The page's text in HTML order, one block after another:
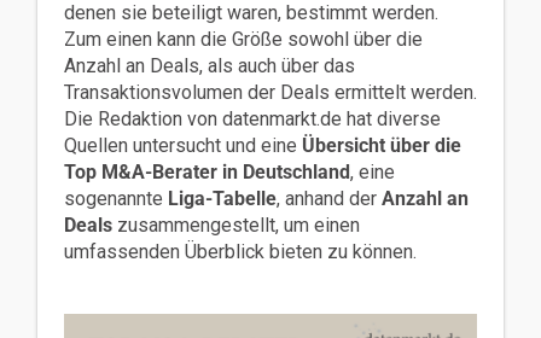
denen sie beteiligt waren, bestimmt werden.
Zum einen kann die Größe sowohl über die
Anzahl an Deals, als auch über das
Transaktionsvolumen der Deals ermittelt werden.
Die Redaktion von datenmarkt.de hat diverse
Quellen untersucht und eine Übersicht über die
Top M&A-Berater in Deutschland, eine
sogenannte Liga-Tabelle, anhand der Anzahl an
Dealszusammengestellt, um einen
umfassenden Überblick bieten zu können.